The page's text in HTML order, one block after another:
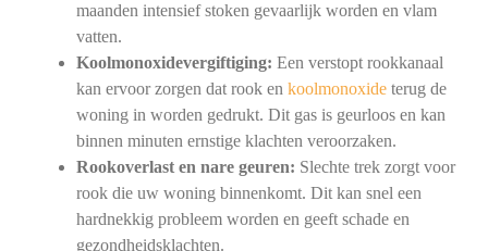
maanden intensief stoken gevaarlijk worden en vlam
vatten.
Koolmonoxidevergiftiging: Een verstopt rookkanaal
kan ervoor zorgen dat rook en koolmonoxideterug de
woning in worden gedrukt. Dit gas is geurloos en kan
binnen minuten ernstige klachten veroorzaken.
Rookoverlast en nare geuren: Slechte trek zorgt voor
rook die uw woning binnenkomt. Dit kan snel een
hardnekkig probleem worden en geeft schade en
gezondheidsklachten.